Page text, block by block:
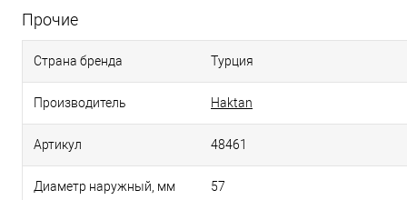
Прочие
Страна бренда Турция
Производитель Haktan
Артикул 48461
Диаметр наружный, мм 57